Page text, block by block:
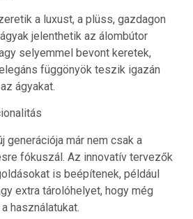
a luxust, a plüss, gazdagon
jelenthetik az álombútor
selyemmel bevont keretek,
függönyök teszik igazán
ágyakat.
generációja már nem csak a
fókuszál. Az innovatív tervezők
is beépítenek, például
extra tárolóhelyet, hogy még
használatukat.